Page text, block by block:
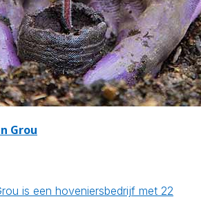
Grou
is een hoveniersbedrijf met 22